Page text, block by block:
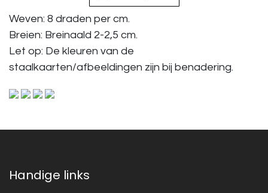
Weven: 8 draden per cm.
Breien: Breinaald 2-2,5 cm.
Let op: De kleuren van de
staalkaarten/afbeeldingen zijn bij benadering.
Handige links